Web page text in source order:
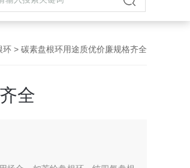
环 > 碳素盘根环用途质优价廉规格齐全
全